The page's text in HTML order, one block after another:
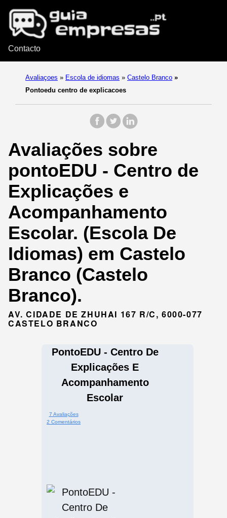
Contacto
Avaliaçoes » Escola de idiomas » Castelo Branco »
Pontoedu centro de explicacoes
Avaliações sobre
pontoEDU - Centro de
Explicações e
Acompanhamento
Escolar. (Escola De
Idiomas) em Castelo
Branco (Castelo
Branco).
AV. CIDADE DE ZHUHAI 167 R/C, 6000-077
CASTELO BRANCO
PontoEDU - Centro De
Explicações E
Acompanhamento
Escolar
7 Avaliações
2 Comentários